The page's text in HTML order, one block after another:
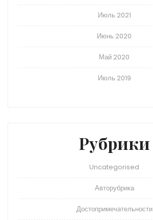
Июль 2021
Июнь 2020
Май 2020
Июль 2019
Рубрики
Uncategorised
Авторубрика
Достопримечательности